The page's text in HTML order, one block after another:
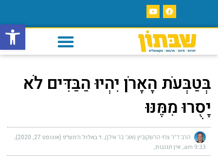
פתח
בְּטַבְּעֹת הָאָרֹן יִהְיוּ הַבַּדִּים לֹא
יָסֻרוּ מִמֶּנּוּ
הרב ד"ר צחי הרשקוביץ (אונ' בר אילן) ז׳ באלול ה׳תש״פ (אוגוסט 27, 2020)
9:33 am אין תגובות